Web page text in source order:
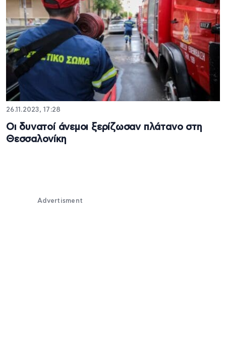
26.11.2023, 17:28
Οι δυνατοί άνεμοι ξερίζωσαν πλάτανο στη
Θεσσαλονίκη
Advertisment